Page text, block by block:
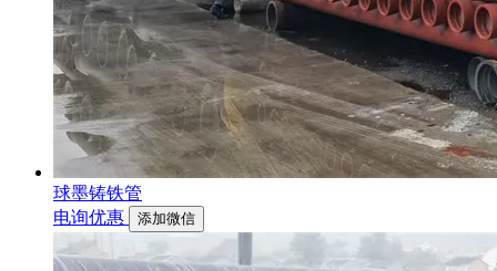
球墨铸铁管
电询优惠
添加微信